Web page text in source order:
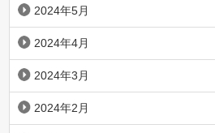
2024年5月
2024年4月
2024年3月
2024年2月